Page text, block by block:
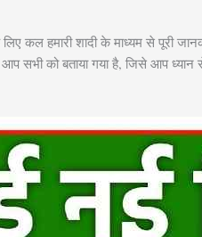
हमारी शादी के माध्यम से पूरी
सभी को बताया गया है, जिसे आप